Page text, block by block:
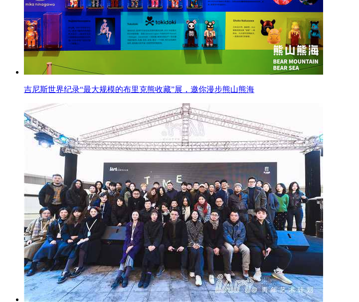
吉尼斯世界纪录“最大规模的布里克熊收藏”展，邀你漫步熊山熊海